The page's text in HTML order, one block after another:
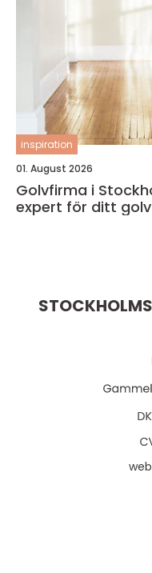
inspiration
01. August 2026
Golvfirma i
expert för ditt golv